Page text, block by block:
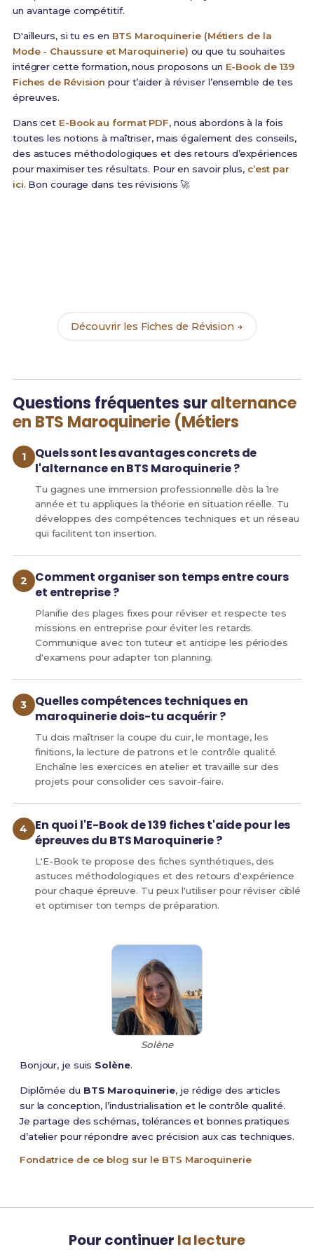
un avantage compétitif.
D'ailleurs, si tu es en BTS Maroquinerie (Métiers de la
Mode - Chaussure et Maroquinerie) ou que tu souhaites
intégrer cette formation, nous proposons un E-Book de 139
Fiches de Révision pour t’aider à réviser l’ensemble de tes
épreuves.
Dans cet E-Book au format PDF, nous abordons à la fois
toutes les notions à maîtriser, mais également des conseils,
des astuces méthodologiques et des retours d’expériences
pour maximiser tes résultats. Pour en savoir plus, c’est par
ici. Bon courage dans tes révisions 🚀
Découvrir les Fiches de Révision →
Questions fréquentes suralternance
en BTS Maroquinerie (Métiers
Quels sont les avantages concrets de
l'alternance en BTS Maroquinerie ?
Tu gagnes une immersion professionnelle dès la 1re
année et tu appliques la théorie en situation réelle. Tu
développes des compétences techniques et un réseau
qui facilitent ton insertion.
Comment organiser son temps entre cours
et entreprise ?
Planifie des plages fixes pour réviser et respecte tes
missions en entreprise pour éviter les retards.
Communique avec ton tuteur et anticipe les périodes
d'examens pour adapter ton planning.
Quelles compétences techniques en
maroquinerie dois-tu acquérir ?
Tu dois maîtriser la coupe du cuir, le montage, les
finitions, la lecture de patrons et le contrôle qualité.
Enchaîne les exercices en atelier et travaille sur des
projets pour consolider ces savoir-faire.
En quoi l'E-Book de 139 fiches t'aide pour les
épreuves du BTS Maroquinerie ?
L'E-Book te propose des fiches synthétiques, des
astuces méthodologiques et des retours d'expérience
pour chaque épreuve. Tu peux l'utiliser pour réviser ciblé
et optimiser ton temps de préparation.
Solène
Bonjour, je suis Solène.
Diplômée du BTS Maroquinerie, je rédige des articles
sur la conception, l’industrialisation et le contrôle qualité.
Je partage des schémas, tolérances et bonnes pratiques
d’atelier pour répondre avec précision aux cas techniques.
Fondatrice de ce blog sur le BTS Maroquinerie
Pour continuer la lecture